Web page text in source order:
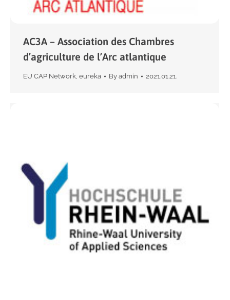
AC3A – Association des Chambres
d’agriculture de l’Arc atlantique
EU CAP Network, eureka By admin 2021.01.21.